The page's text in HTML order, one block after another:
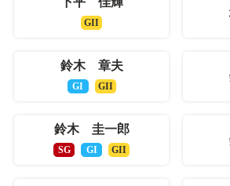
GII
鈴木 章夫
GI GII
鈴木 圭一郎
SG GI GII